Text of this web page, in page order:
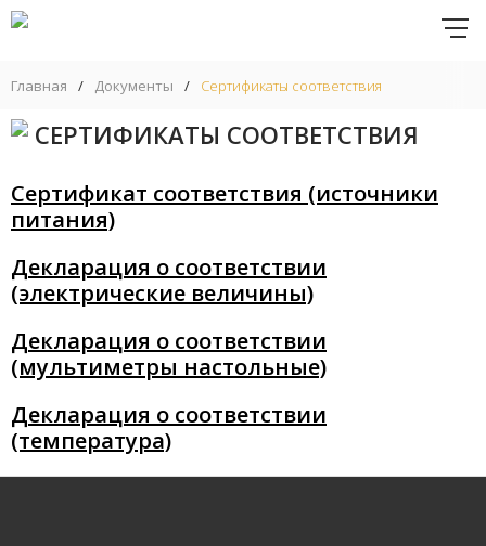
Главная / Документы / Сертификаты соответствия
СЕРТИФИКАТЫ СООТВЕТСТВИЯ
Сертификат соответствия (источники
питания)
Декларация о соответствии
(электрические величины)
Декларация о соответствии
(мультиметры настольные)
Декларация о соответствии
(температура)